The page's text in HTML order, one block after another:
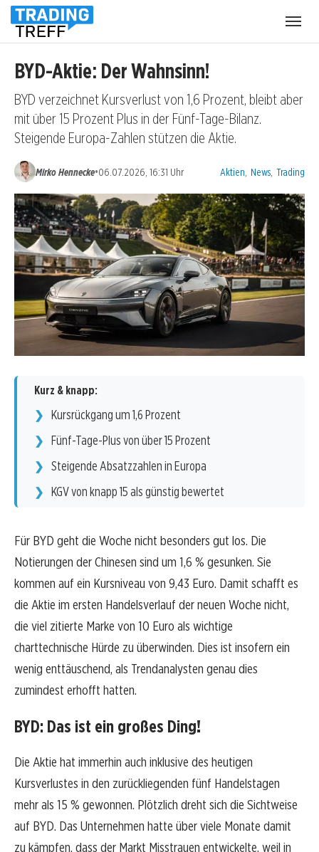
BYD-Aktie: Der Wahnsinn!
BYD verzeichnet Kursverlust von 1,6 Prozent, bleibt aber
mit über 15 Prozent Plus in der Fünf-Tage-Bilanz.
Steigende Europa-Zahlen stützen die Aktie.
Mirko Hennecke•06.07.2026, 16:31 Uhr Kategorien:
Aktien News Trading
Kurz & knapp:
Kursrückgang um 1,6 Prozent
Fünf-Tage-Plus von über 15 Prozent
Steigende Absatzzahlen in Europa
KGV von knapp 15 als günstig bewertet
Für BYD geht die Woche nicht besonders gut los. Die
Notierungen der Chinesen sind um 1,6 % gesunken. Sie
kommen auf ein Kursniveau von 9,43 Euro. Damit schafft es
die Aktie im ersten Handelsverlauf der neuen Woche nicht,
die viel zitierte Marke von 10 Euro als wichtige
charttechnische Hürde zu überwinden. Dies ist insofern ein
wenig enttäuschend, als Trendanalysten genau dies
zumindest erhofft hatten.
BYD: Das ist ein großes Ding!
Die Aktie hat immerhin auch inklusive des heutigen
Kursverlustes in den zurückliegenden fünf Handelstagen
mehr als 15 % gewonnen. Plötzlich dreht sich die Sichtweise
auf BYD. Das Unternehmen hatte über viele Monate damit
zu kämpfen, dass der Markt Misstrauen entwickelte, weil in